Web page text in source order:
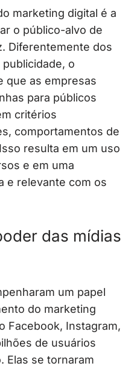
marketing digital é a
o público-alvo de
Diferentemente dos
o
que as empresas
para públicos
critérios
comportamentos de
resulta em um uso
e em uma
e relevante com os
das mídias
um papel
do marketing
Facebook, Instagram,
de usuários
Elas se tornaram